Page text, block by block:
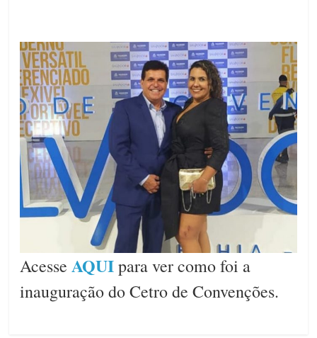
Acesse AQUIpara ver como foi a
inauguração do Cetro de Convenções.